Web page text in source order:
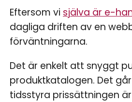
Eftersom vi själva är e-
dagliga driften av en
förväntningarna.
Det är enkelt att snyggt
produktkatalogen. Det
tidsstyra prissättningen